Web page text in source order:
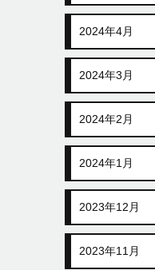
2024年4月
2024年3月
2024年2月
2024年1月
2023年12月
2023年11月